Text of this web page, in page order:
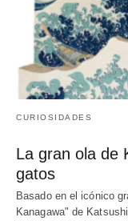
CURIOSIDADES
La gran ola de
gatos
Basado en el icónico
Kanagawa" de